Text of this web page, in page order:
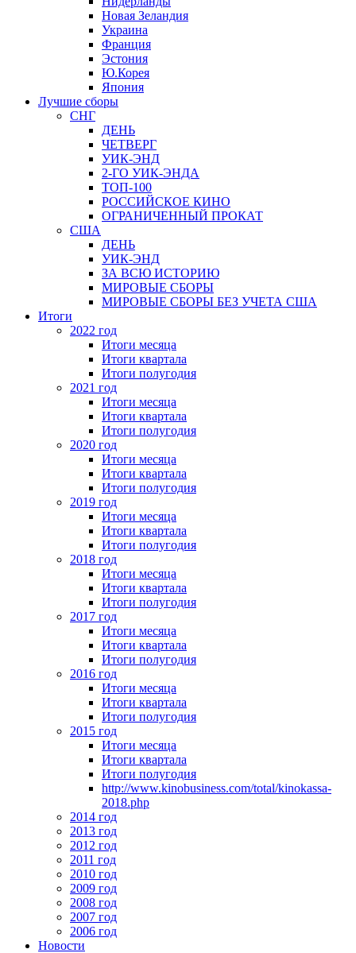
Новая Зеландия
Украина
Франция
Эстония
Ю.Корея
Япония
Лучшие сборы
СНГ
ДЕНЬ
ЧЕТВЕРГ
УИК-ЭНД
2-ГО УИК-ЭНДА
ТОП-100
РОССИЙСКОЕ КИНО
ОГРАНИЧЕННЫЙ ПРОКАТ
США
ДЕНЬ
УИК-ЭНД
ЗА ВСЮ ИСТОРИЮ
МИРОВЫЕ СБОРЫ
МИРОВЫЕ СБОРЫ БЕЗ УЧЕТА США
Итоги
2022 год
Итоги месяца
Итоги квартала
Итоги полугодия
2021 год
Итоги месяца
Итоги квартала
Итоги полугодия
2020 год
Итоги месяца
Итоги квартала
Итоги полугодия
2019 год
Итоги месяца
Итоги квартала
Итоги полугодия
2018 год
Итоги месяца
Итоги квартала
Итоги полугодия
2017 год
Итоги месяца
Итоги квартала
Итоги полугодия
2016 год
Итоги месяца
Итоги квартала
Итоги полугодия
2015 год
Итоги месяца
Итоги квартала
Итоги полугодия
http://www.kinobusiness.com/total/kinokassa-
2018.php
2014 год
2013 год
2012 год
2011 год
2010 год
2009 год
2008 год
2007 год
2006 год
Новости